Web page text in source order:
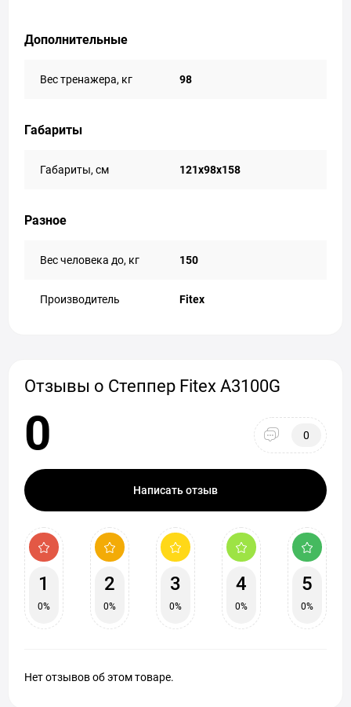
Дополнительные
Вес тренажера, кг 98
Габариты
Габариты, см 121x98x158
Разное
Вес человека до, кг 150
Производитель Fitex
Отзывы о Степпер Fitex A3100G
0 0
Написать отзыв
1
0%
2
0%
3
0%
4
0%
5
0%
Нет отзывов об этом товаре.